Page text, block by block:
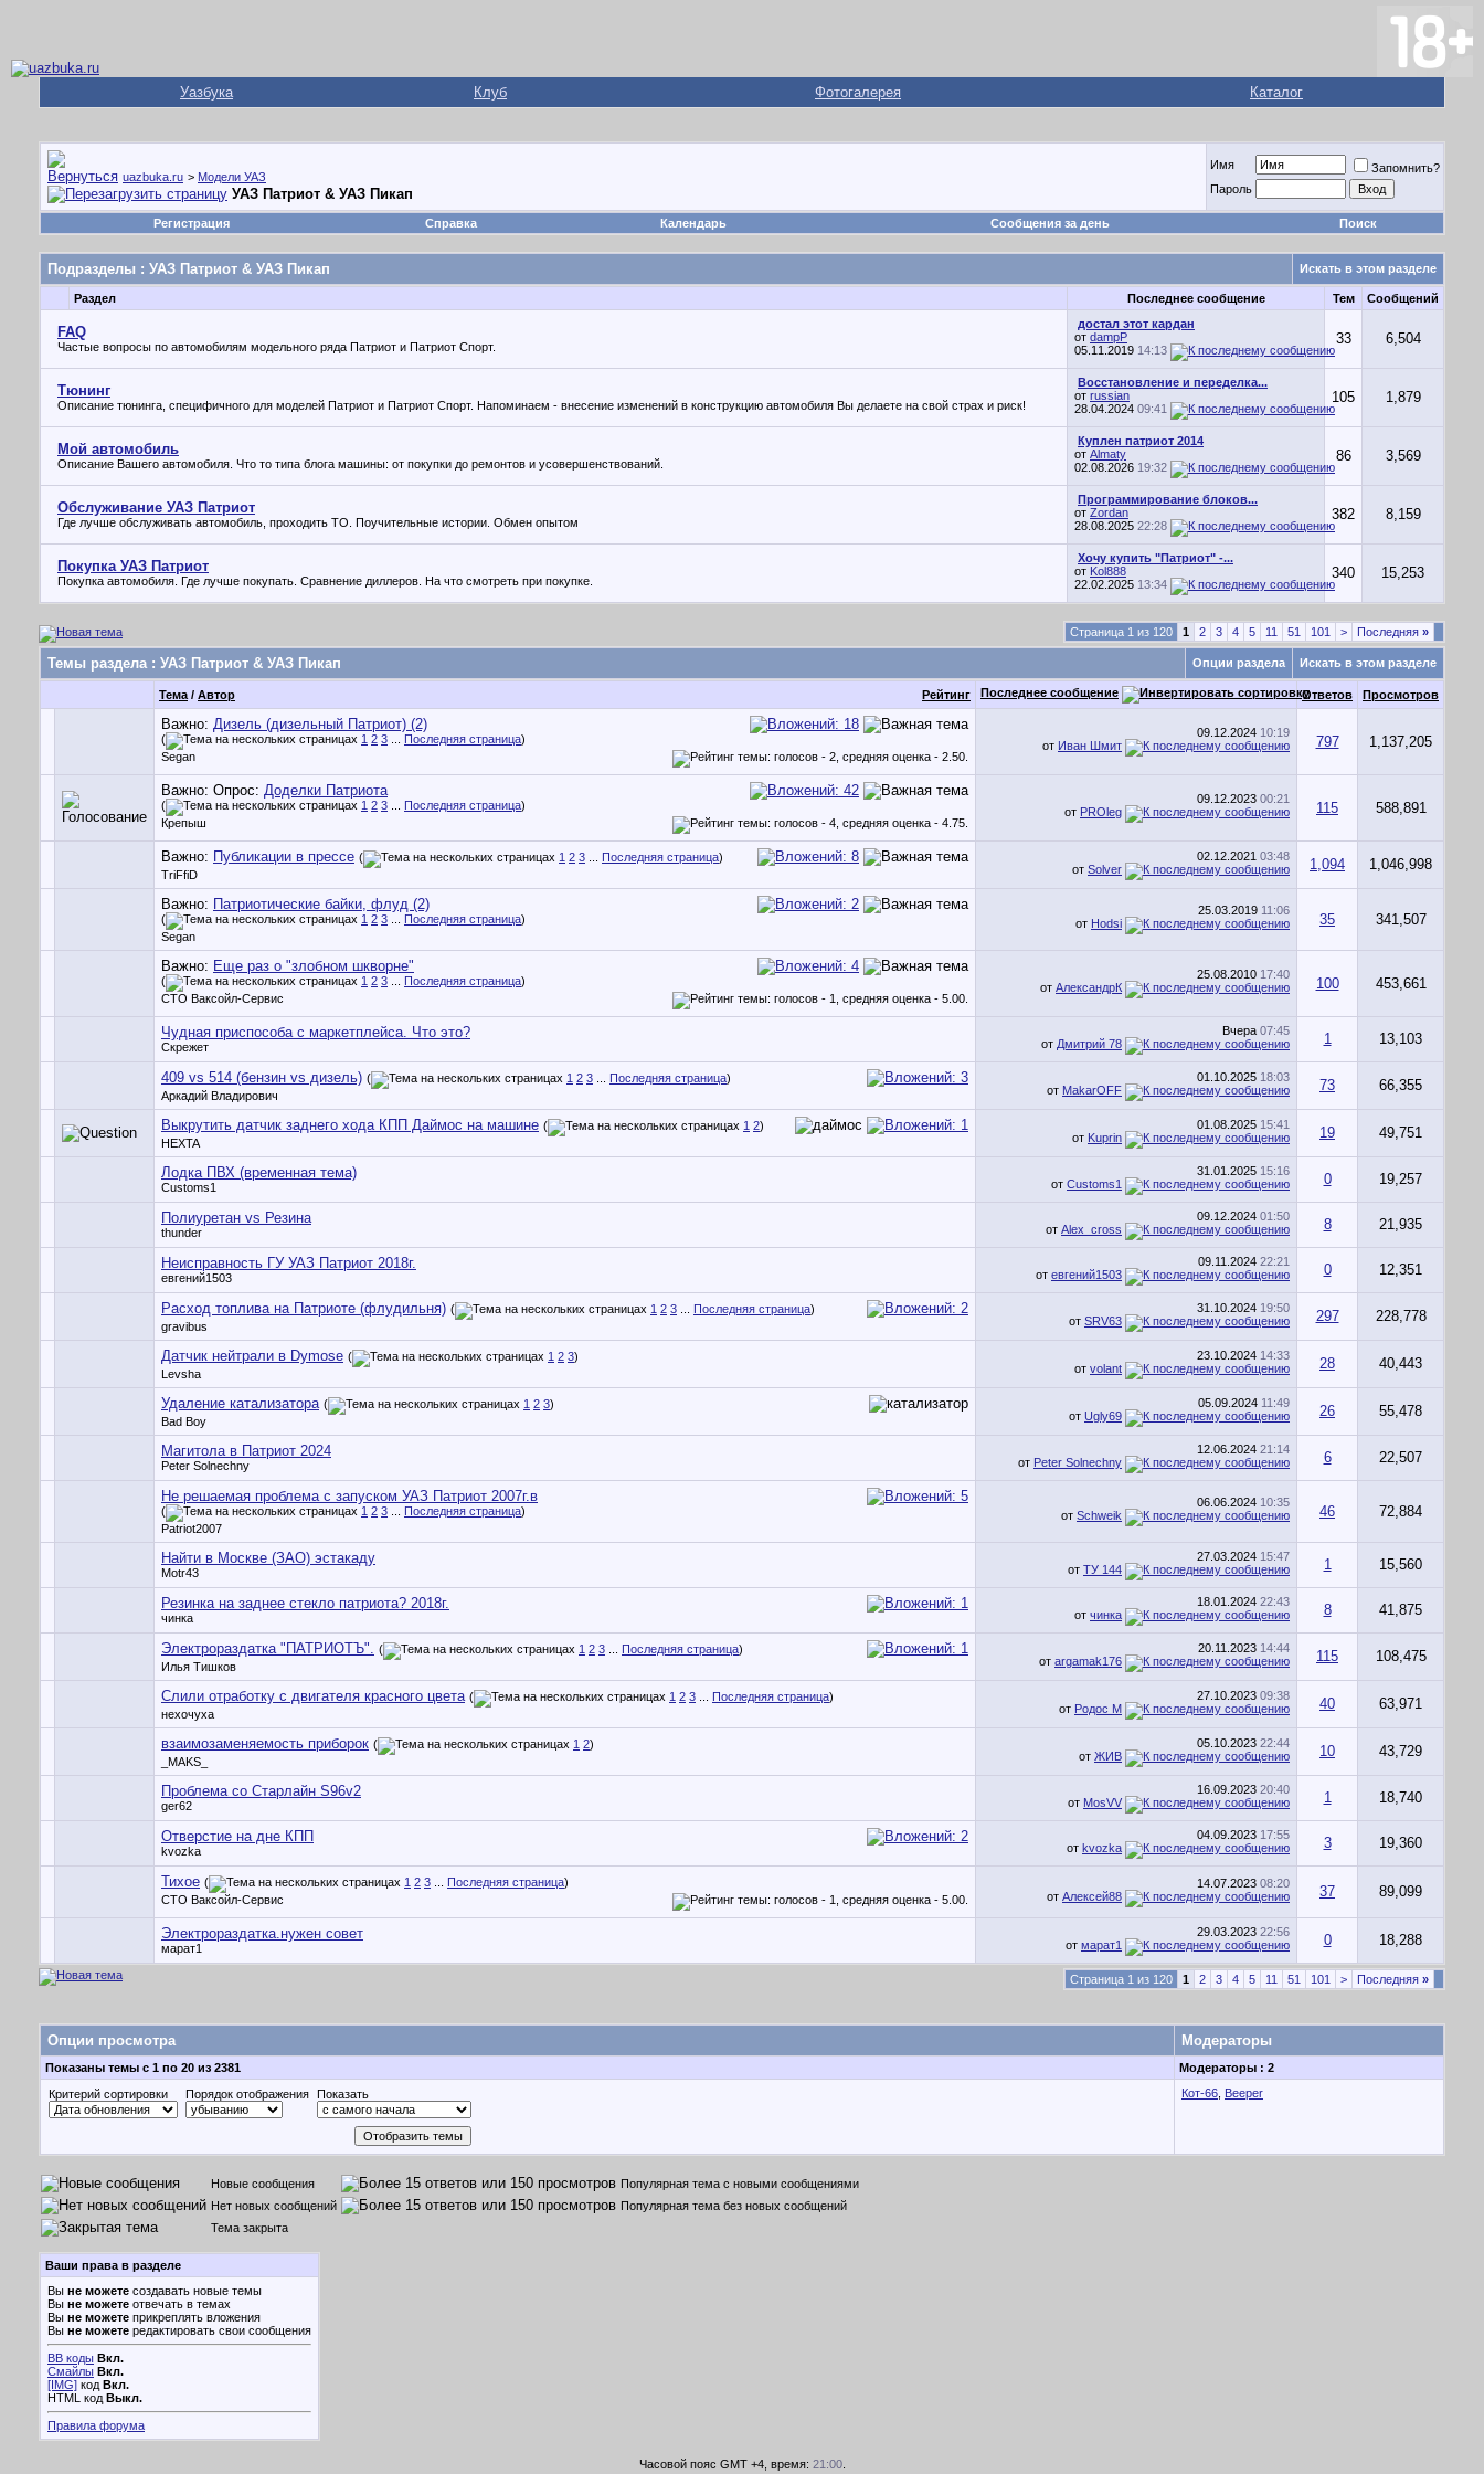
Уазбука Клуб Фотогалерея Каталог
uazbuka.ru > Модели УАЗ
УАЗ Патриот & УАЗ Пикап
Имя
Запомнить?
Пароль
Регистрация Справка Календарь Сообщения за день Поиск
Подразделы : УАЗ Патриот & УАЗ Пикап Искать в этом разделе
Раздел Последнее сообщение Тем Сообщений
FAQ
Частые вопросы по автомобилям модельного ряда Патриот и Патриот Спорт.
достал этот кардан
от dampP
05.11.2019 14:13
33 6,504
Тюнинг
Описание тюнинга, специфичного для моделей Патриот и Патриот Спорт. Напоминаем - внесение изменений в конструкцию автомобиля Вы делаете на свой страх и риск!
Восстановление и переделка...
от russian
28.04.2024 09:41
105 1,879
Мой автомобиль
Описание Вашего автомобиля. Что то типа блога машины: от покупки до ремонтов и усовершенствований.
Куплен патриот 2014
от Almaty
02.08.2026 19:32
86 3,569
Обслуживание УАЗ Патриот
Где лучше обслуживать автомобиль, проходить ТО. Поучительные истории. Обмен опытом
Программирование блоков...
от Zordan
28.08.2025 22:28
382 8,159
Покупка УАЗ Патриот
Покупка автомобиля. Где лучше покупать. Сравнение диллеров. На что смотреть при покупке.
Хочу купить "Патриот" -...
от Kol888
22.02.2025 13:34
340 15,253
Страница 1 из 120 1 2 3 4 5 11 51 101 > Последняя »
Темы раздела: УАЗ Патриот & УАЗ Пикап Опции раздела Искать в этом разделе
Рейтинг
Тема / Автор Последнее сообщение Ответов Просмотров
Важно: Дизель (дизельный Патриот) (2)
( 1 2 3 Последняя страница)
Segan
09.12.2024 10:19
от Иван Шмит 797 1,137,205
Важно: Опрос: Доделки Патриота
( 1 2 3 Последняя страница)
Крепыш
09.12.2023 00:21
от PROleg 115 588,891
Важно: Публикации в прессе ( 1 2 3 Последняя страница)
TriFfiD
02.12.2021 03:48
от Solver 1,094 1,046,998
Важно: Патриотические байки, флуд (2)
( 1 2 3 Последняя страница)
Segan
25.03.2019 11:06
от Hodsi 35 341,507
Важно: Еще раз о "злобном шкворне"
( 1 2 3 Последняя страница)
СТО Ваксойл-Сервис
25.08.2010 17:40
от АлександрК 100 453,661
Чудная приспособа с маркетплейса. Что это?
Скрежет
Вчера 07:45
от Дмитрий 78 1 13,103
409 vs 514 (бензин vs дизель) ( 1 2 3 Последняя страница)
Аркадий Владирович
01.10.2025 18:03
от MakarOFF 73 66,355
Выкрутить датчик заднего хода КПП Даймос на машине ( 1 2)
HEXTA
01.08.2025 15:41
от Kuprin 19 49,751
Лодка ПВХ (временная тема)
Customs1
31.01.2025 15:16
от Customs1 0 19,257
Полиуретан vs Резина
thunder
09.12.2024 01:50
от Alex_cross 8 21,935
Неисправность ГУ УАЗ Патриот 2018г.
евгений1503
09.11.2024 22:21
от евгений1503 0 12,351
Расход топлива на Патриоте (флудильня) ( 1 2 3 Последняя страница)
gravibus
31.10.2024 19:50
от SRV63 297 228,778
Датчик нейтрали в Dymose ( 1 2 3)
Levsha
23.10.2024 14:33
от volant 28 40,443
Удаление катализатора ( 1 2 3)
Bad Boy
05.09.2024 11:49
от Ugly69 26 55,478
Магитола в Патриот 2024
Peter Solnechny
12.06.2024 21:14
от Peter Solnechny 6 22,507
Не решаемая проблема с запуском УАЗ Патриот 2007г.в
( 1 2 3 Последняя страница)
Patriot2007
06.06.2024 10:35
от Schweik 46 72,884
Найти в Москве (ЗАО) эстакаду
Motr43
27.03.2024 15:47
от ТУ 144 1 15,560
Резинка на заднее стекло патриота? 2018г.
чинка
18.01.2024 22:43
от чинка 8 41,875
Электрораздатка "ПАТРИОТЪ". ( 1 2 3 Последняя страница)
Илья Тишков
20.11.2023 14:44
от argamak176 115 108,475
Слили отработку с двигателя красного цвета ( 1 2 3 Последняя страница)
нехочуха
27.10.2023 09:38
от Родос М 40 63,971
взаимозаменяемость приборок ( 1 2)
_MAKS_
05.10.2023 22:44
от ЖИВ 10 43,729
Проблема со Старлайн S96v2
ger62
16.09.2023 20:40
от MosVV 1 18,740
Отверстие на дне КПП
kvozka
04.09.2023 17:55
от kvozka 3 19,360
Тихое ( 1 2 3 Последняя страница)
СТО Ваксойл-Сервис
14.07.2023 08:20
от Алексей88 37 89,099
Электрораздатка.нужен совет
марат1
29.03.2023 22:56
от марат1 0 18,288
Страница 1 из 120 1 2 3 4 5 11 51 101 > Последняя »
Опции просмотра Модераторы
Показаны темы с 1 по 20 из 2381
Модераторы : 2
Критерий сортировки
Порядок отображения Показать Кот-66 Beeper
Новые сообщения
Популярная тема с новыми сообщениями
Нет новых сообщений
Популярная тема без новых сообщений
Тема закрыта
Ваши права в разделе
Вы не можете создавать новые темы
Вы не можете отвечать в темах
Вы не можете прикреплять вложения
Вы не можете редактировать свои сообщения
BB коды Вкл.
Смайлы Вкл.
[IMG] код Вкл.
HTML код Выкл.
Правила форума
Часовой пояс GMT +4, время: 21:00.